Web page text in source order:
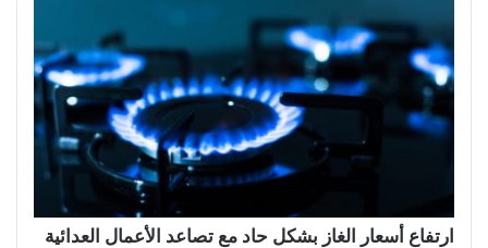
ارتفاع أسعار الغاز بشكل حاد مع تصاعد الأعمال العدائية